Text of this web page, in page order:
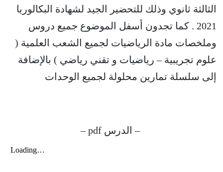
الثالثة ثانوي وذلك للتحضير الجيد لشهادة البكالوريا
2021 . كما تجدون أسفل الموضوع جميع دروس
وملخصات مادة الرياضيات لجميع الشعب العلمية (
علوم تجريبية – رياضيات و تقني رياضي ) بالإضافة
إلى سلسلة تمارين محلولة لجميع الوحدات
– الدرس pdf –